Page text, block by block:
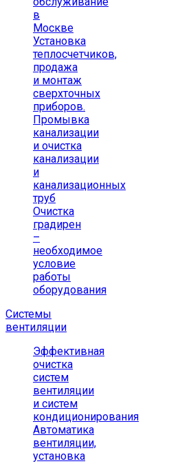
в
Москве
Установка
теплосчетчиков,
продажа
и монтаж
сверхточных
приборов.
Промывка
канализации
и очистка
канализации
и
канализационных
труб
Очистка
градирен
–
необходимое
условие
работы
оборудования
Системы
вентиляции
Эффективная
очистка
систем
вентиляции
и систем
кондиционирования
Автоматика
вентиляции,
установка